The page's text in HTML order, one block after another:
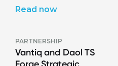
Read now
PARTNERSHIP
Vantiq and Daol TS